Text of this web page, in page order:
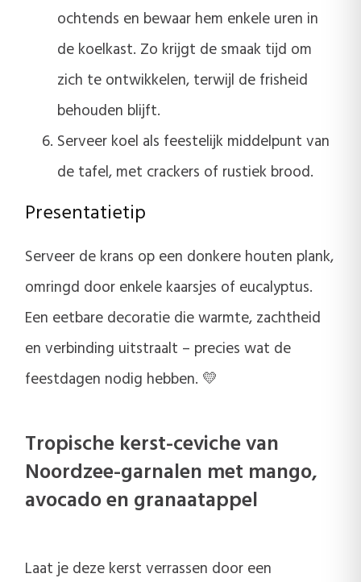
ochtends en bewaar hem enkele uren in
de koelkast. Zo krijgt de smaak tijd om
zich te ontwikkelen, terwijl de frisheid
behouden blijft.
Serveer koel als feestelijk middelpunt van
de tafel, met crackers of rustiek brood.
Presentatietip
Serveer de krans op een donkere houten plank,
omringd door enkele kaarsjes of eucalyptus.
Een eetbare decoratie die warmte, zachtheid
en verbinding uitstraalt – precies wat de
feestdagen nodig hebben. 💛
Tropische kerst-ceviche van
Noordzee-garnalen met mango,
avocado en granaatappel
Laat je deze kerst verrassen door een